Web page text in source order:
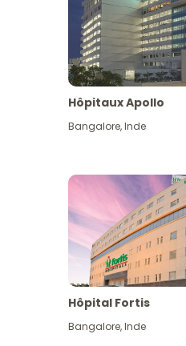
Hôpitaux Apollo
Bangalore,Inde
Hôpital Fortis
Bangalore,Inde